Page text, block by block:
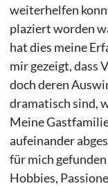
weiterhelfen
plaziert worden
hat dies meine
mir gezeigt, dass
doch deren
dramatisch sind,
Meine
aufeinander
für mich
Hobbies,